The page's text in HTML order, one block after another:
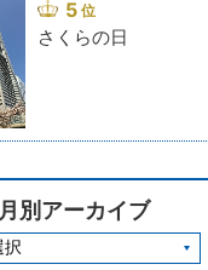
さくらの日
月別アーカイブ